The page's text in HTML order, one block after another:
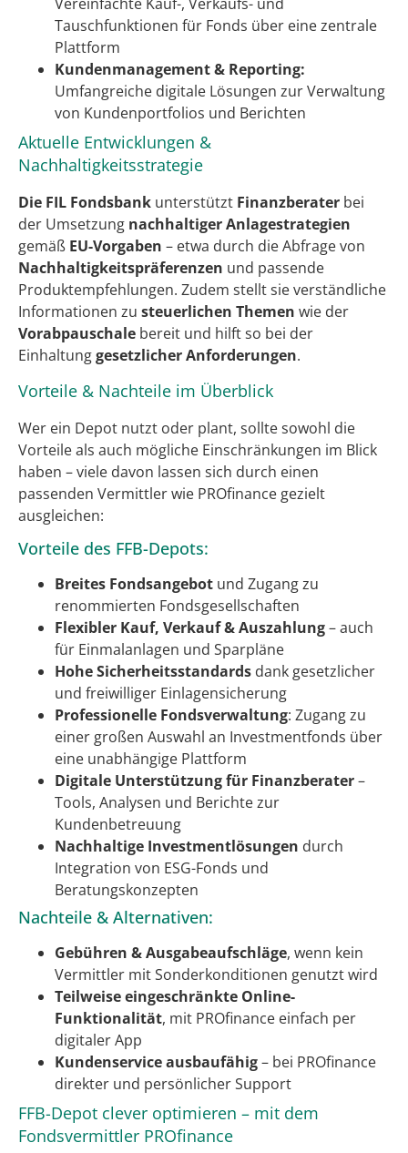
Tauschfunktionen für Fonds über eine zentrale
Plattform
Kundenmanagement & Reporting:
Umfangreiche digitale Lösungen zur Verwaltung
von Kundenportfolios und Berichten
Aktuelle Entwicklungen &
Nachhaltigkeitsstrategie
Die FIL Fondsbank unterstützt Finanzberater bei
der Umsetzung nachhaltiger Anlagestrategien
gemäß EU-Vorgaben – etwa durch die Abfrage von
Nachhaltigkeitspräferenzen und passende
Produktempfehlungen. Zudem stellt sie verständliche
Informationen zu steuerlichen Themen wie der
Vorabpauschale bereit und hilft so bei der
Einhaltunggesetzlicher Anforderungen.
Vorteile & Nachteile im Überblick
Wer ein Depot nutzt oder plant, sollte sowohl die
Vorteile als auch mögliche Einschränkungen im Blick
haben – viele davon lassen sich durch einen
passenden Vermittler wie PROfinance gezielt
ausgleichen:
Vorteile des FFB-Depots:
Breites Fondsangebot und Zugang zu
renommierten Fondsgesellschaften
Flexibler Kauf, Verkauf & Auszahlung– auch
für Einmalanlagen und Sparpläne
Hohe Sicherheitsstandards dank gesetzlicher
und freiwilliger Einlagensicherung
Professionelle Fondsverwaltung: Zugang zu
einer großen Auswahl an Investmentfonds über
eine unabhängige Plattform
Digitale Unterstützung für Finanzberater–
Tools, Analysen und Berichte zur
Kundenbetreuung
Nachhaltige Investmentlösungen durch
Integration von ESG-Fonds und
Beratungskonzepten
Nachteile & Alternativen:
Gebühren & Ausgabeaufschläge, wenn kein
Vermittler mit Sonderkonditionen genutzt wird
Teilweise eingeschränkte Online-
Funktionalität, mit PROfinance einfach per
digitaler App
Kundenservice ausbaufähig– bei PROfinance
direkter und persönlicher Support
FFB-Depot clever optimieren – mit dem
Fondsvermittler PROfinance